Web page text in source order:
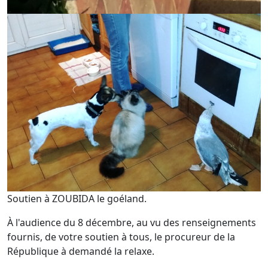
Soutien à ZOUBIDA le goéland.
À l'audience du 8 décembre, au vu des renseignements
fournis, de votre soutien à tous, le procureur de la
République à demandé la relaxe.